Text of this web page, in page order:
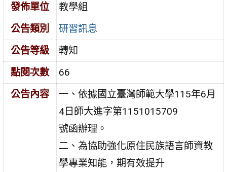
發佈單位
教學組
公告類別
研習訊息
公告等級
轉知
點閱次數
66
公告內容
一、依據國立臺灣師範大學115年6月
4日師大進字第1151015709
號函辦理。
二、為協助強化原住民族語言師資教
學專業知能，期有效提升